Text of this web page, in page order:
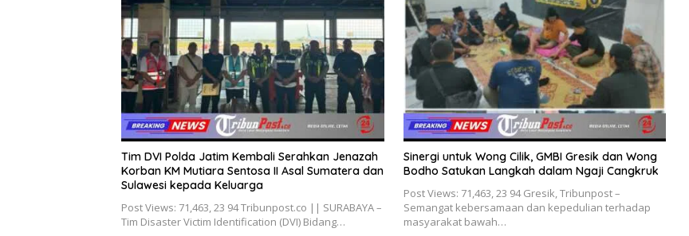
Tim DVI Polda Jatim Kembali Serahkan Jenazah
Korban KM Mutiara Sentosa II Asal Sumatera dan
Sulawesi kepada Keluarga
Post Views: 71,463, 23 94 Tribunpost.co || SURABAYA –
Tim Disaster Victim Identification (DVI) Bidang…
Sinergi untuk Wong Cilik, GMBI Gresik dan Wong
Bodho Satukan Langkah dalam Ngaji Cangkruk
Post Views: 71,463, 23 94 Gresik, Tribunpost –
Semangat kebersamaan dan kepedulian terhadap
masyarakat bawah…